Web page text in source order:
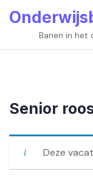
Banen in het
Senior
Deze